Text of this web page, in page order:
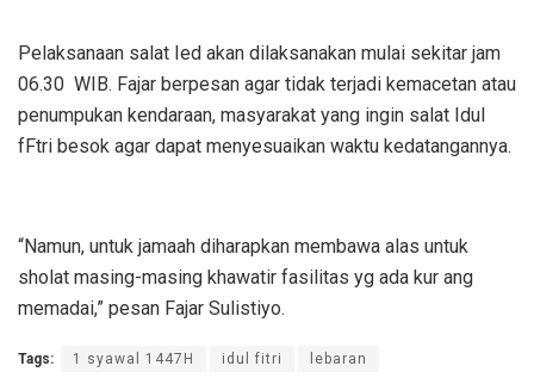
Pelaksanaan salat Ied akan dilaksanakan mulai sekitar jam
06.30 WIB. Fajar berpesan agar tidak terjadi kemacetan atau
penumpukan kendaraan, masyarakat yang ingin salat Idul
fFtri besok agar dapat menyesuaikan waktu kedatangannya.
“Namun, untuk jamaah diharapkan membawa alas untuk
sholat masing-masing khawatir fasilitas yg ada kur ang
memadai,” pesan Fajar Sulistiyo.
Tags: 1 syawal 1447H idul fitri lebaran